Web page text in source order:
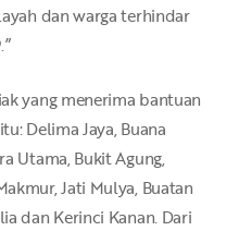
dan warga terhindar
yang menerima bantuan
Delima Jaya, Buana
Utama, Bukit Agung,
Jati Mulya, Buatan
dan Kerinci Kanan. Dari